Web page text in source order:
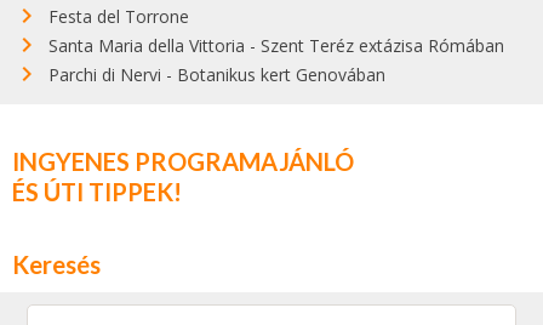
Festa del Torrone
Santa Maria della Vittoria - Szent Teréz extázisa Rómában
Parchi di Nervi - Botanikus kert Genovában
INGYENES PROGRAMAJÁNLÓ
ÉS ÚTI TIPPEK!
Keresés